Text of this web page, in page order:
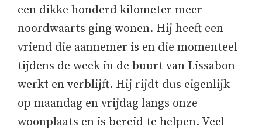
een dikke honderd kilometer meer
noordwaarts ging wonen. Hij heeft een
vriend die aannemer is en die momenteel
tijdens de week in de buurt van Lissabon
werkt en verblijft. Hij rijdt dus eigenlijk
op maandag en vrijdag langs onze
woonplaats en is bereid te helpen. Veel